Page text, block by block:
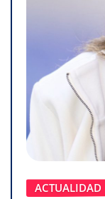
ACTUALIDAD